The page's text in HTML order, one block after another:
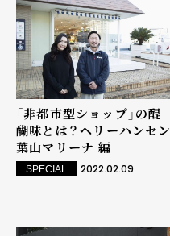
「非都市型ショップ」の醍
醐味とは？――ヘリーハンセン
葉山マリーナ 編
SPECIAL 2022.02.09